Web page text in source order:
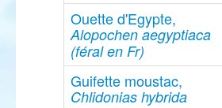
Ouette d'Egypte,
Alopochen aegyptiaca
(féral en Fr)
Guifette moustac,
Chlidonias hybrida